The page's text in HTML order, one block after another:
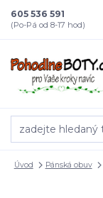
605 536 591
(Po-Pá od 8-17 hod)
Úvod Pánská obuv